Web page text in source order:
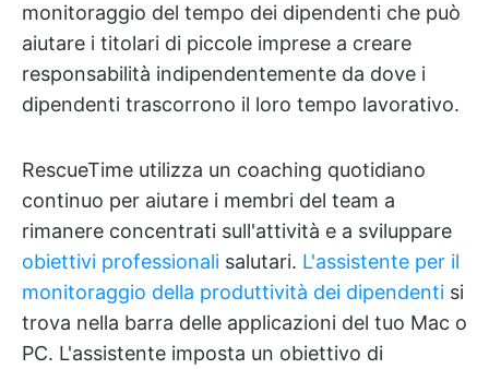
monitoraggio del tempo dei dipendenti che può
aiutare i titolari di piccole imprese a creare
responsabilità indipendentemente da dove i
dipendenti trascorrono il loro tempo lavorativo.
RescueTime utilizza un coaching quotidiano
continuo per aiutare i membri del team a
rimanere concentrati sull'attività e a sviluppare
obiettivi professionali salutari. L'assistente per il
monitoraggio della produttività dei dipendenti si
trova nella barra delle applicazioni del tuo Mac o
PC. L'assistente imposta un obiettivo di